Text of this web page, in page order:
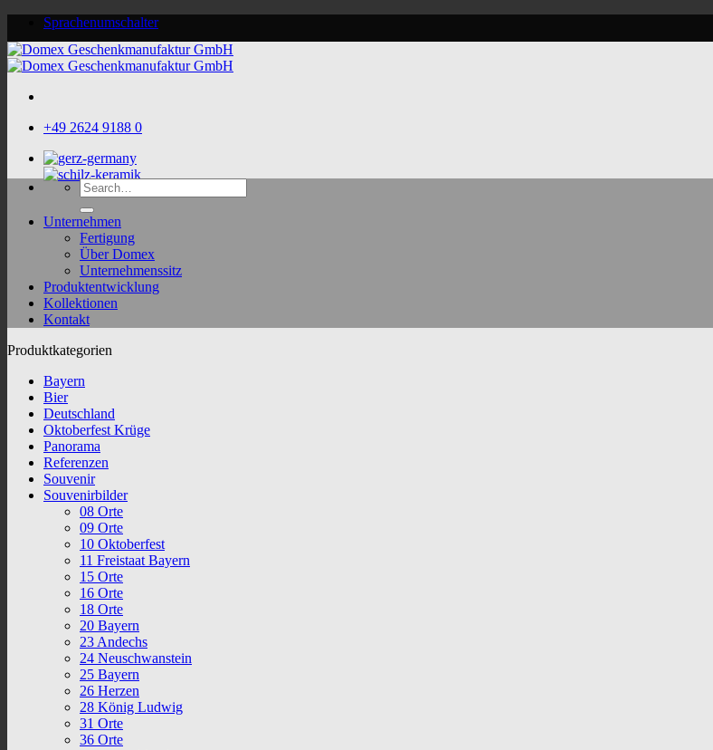
content
Sprachenumschalter
+49 2624 9188 0
Search
for:
Unternehmen
Fertigung
Über Domex
Unternehmenssitz
Produktentwicklung
Kollektionen
Kontakt
Produktkategorien
Bayern
Bier
Deutschland
Oktoberfest Krüge
Panorama
Referenzen
Souvenir
Souvenirbilder
08 Orte
09 Orte
10 Oktoberfest
11 Freistaat Bayern
15 Orte
16 Orte
18 Orte
20 Bayern
23 Andechs
24 Neuschwanstein
25 Bayern
26 Herzen
28 König Ludwig
31 Orte
36 Orte